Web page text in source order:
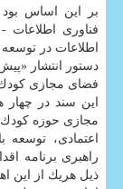
بر این اساس
فناوری
اطلاعات در
دستور انتشار
فضای مجازی كودك
این سند در
مجازی حوزه
اعتمادی، توسعه
ذیل هریك از این